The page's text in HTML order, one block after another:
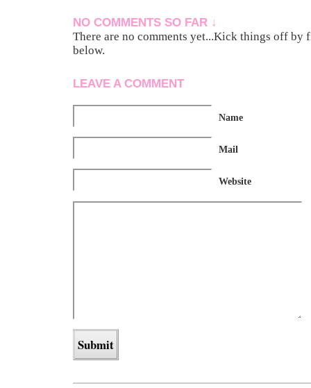
NO COMMENTS SO FAR ↓
There are no comments yet...Kick things off
below.
LEAVE A COMMENT
Name
Mail
Website